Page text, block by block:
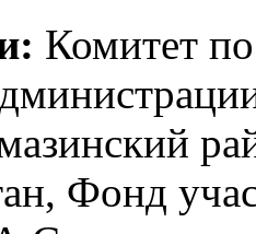
Комитет
Фонд